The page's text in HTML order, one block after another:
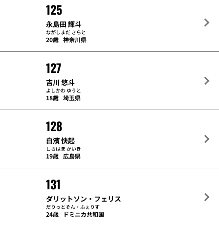
125
永島田 輝斗
ながしまだ きらと
20歳 神奈川県
127
吉川 悠斗
よしかわ ゆうと
18歳 埼玉県
128
白濱 快起
しらはま かいき
19歳 広島県
131
ダリットソン・フェリス
だりっとそん・ふぇりす
24歳 ドミニカ共和国